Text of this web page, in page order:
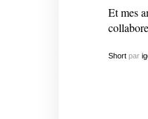
Et mes
Shortpar